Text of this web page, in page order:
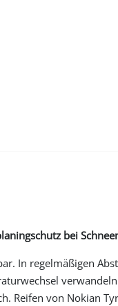
bei
In regelmäßigen
verwandeln
Reifen von Nokian